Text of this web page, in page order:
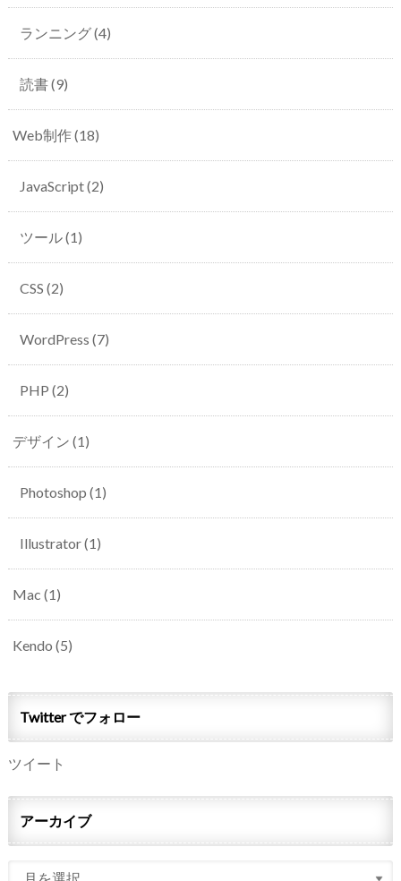
ランニング(4)
読書(9)
Web制作(18)
JavaScript(2)
ツール(1)
CSS (2)
WordPress (7)
PHP (2)
デザイン (1)
Photoshop (1)
Illustrator(1)
Mac (1)
Kendo (5)
Twitter でフォロー
ツイート
アーカイブ